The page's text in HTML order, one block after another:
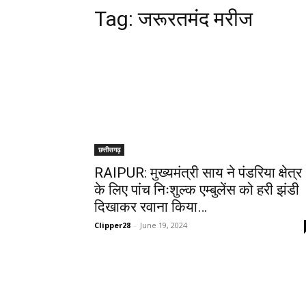
Tag:जरूरतमंद मरीज
छत्तीसगढ़
RAIPUR: मुख्यमंत्री साय ने पंडरिया क्षेत्र
के लिए पांच निःशुल्क एम्बुलेंस को हरी झंडी
दिखाकर रवाना किया…
Clipper28 - June 19, 2024